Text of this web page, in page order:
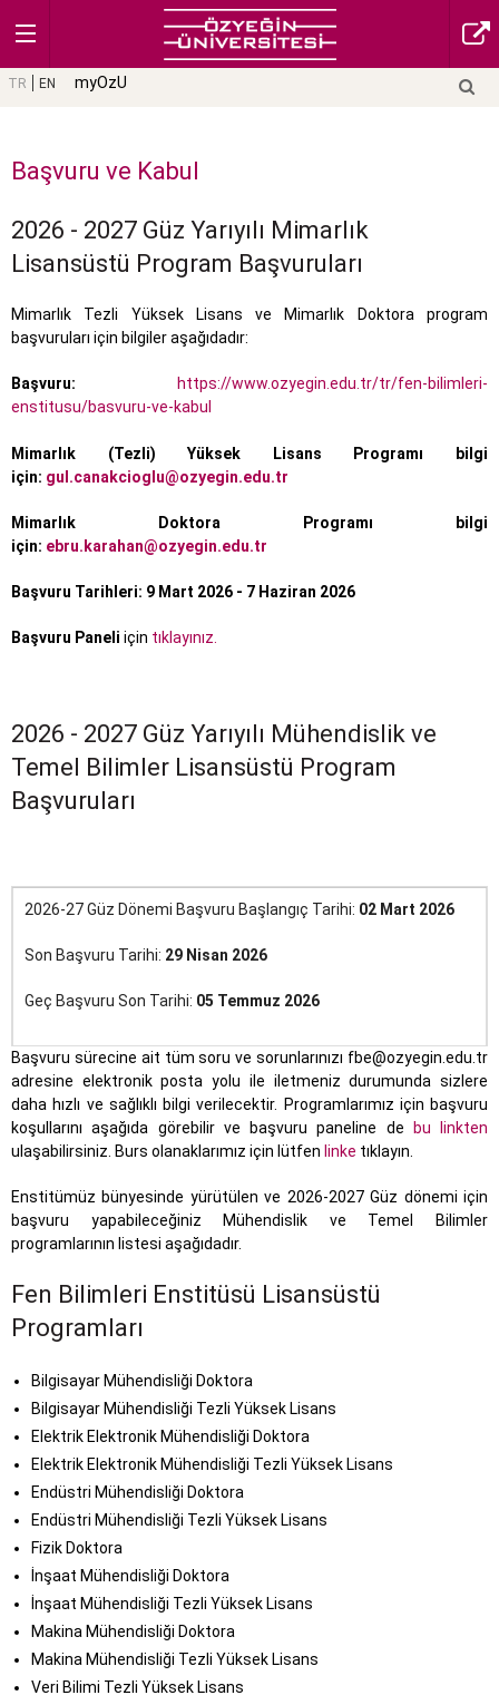
TR EN myOzU
Başvuru ve Kabul
2026 - 2027 Güz Yarıyılı Mimarlık
Lisansüstü Program Başvuruları
Mimarlık Tezli Yüksek Lisans ve Mimarlık Doktora program
başvuruları için bilgiler aşağıdadır:
Başvuru:
https://www.ozyegin.edu.tr/tr/fen-bilimleri-
enstitusu/basvuru-ve-kabul
Mimarlık (Tezli) Yüksek Lisans Programı bilgi
için: gul.canakcioglu@ozyegin.edu.tr
Mimarlık Doktora Programı bilgi
için: ebru.karahan@ozyegin.edu.tr
Başvuru Tarihleri: 9 Mart 2026 - 7 Haziran 2026
Başvuru Paneli için tıklayınız.
2026 - 2027 Güz Yarıyılı Mühendislik ve
Temel Bilimler Lisansüstü Program
Başvuruları
2026-27 Güz Dönemi Başvuru Başlangıç Tarihi: 02 Mart 2026
Son Başvuru Tarihi: 29 Nisan 2026
Geç Başvuru Son Tarihi: 05 Temmuz 2026
Başvuru sürecine ait tüm soru ve sorunlarınızı fbe@ozyegin.edu.tr
adresine elektronik posta yolu ile iletmeniz durumunda sizlere
daha hızlı ve sağlıklı bilgi verilecektir. Programlarımız için başvuru
koşullarını aşağıda görebilir ve başvuru paneline de
bu linkten
ulaşabilirsiniz. Burs olanaklarımız için lütfen linke tıklayın.
Enstitümüz bünyesinde yürütülen ve 2026-2027 Güz dönemi için
başvuru yapabileceğiniz Mühendislik ve Temel Bilimler
programlarının listesi aşağıdadır.
Fen Bilimleri Enstitüsü Lisansüstü
Programları
Bilgisayar Mühendisliği Doktora
Bilgisayar Mühendisliği Tezli Yüksek Lisans
Elektrik Elektronik Mühendisliği Doktora
Elektrik Elektronik Mühendisliği Tezli Yüksek Lisans
Endüstri Mühendisliği Doktora
Endüstri Mühendisliği Tezli Yüksek Lisans
Fizik Doktora
İnşaat Mühendisliği Doktora
İnşaat Mühendisliği Tezli Yüksek Lisans
Makina Mühendisliği Doktora
Makina Mühendisliği Tezli Yüksek Lisans
Veri Bilimi Tezli Yüksek Lisans